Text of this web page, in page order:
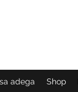
adega Shop